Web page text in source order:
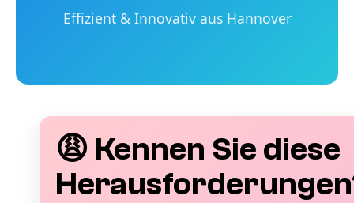
Effizient & Innovativ aus Hannover
😩 Kennen Sie diese